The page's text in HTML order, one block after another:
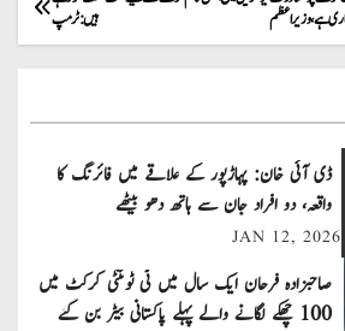
ہیں: ٹرمپ
ہے، وزیراعظم
ڈی آئی خان: پہاڑپور کے علاقے میں فائرنگ کا
واقعہ، دو افراد جان سے ہاتھ دھو بیٹھے
JAN 12, 2026
صاحبزادہ فرحان ایک سال میں ٹی ٹوئنٹی کرکٹ میں
100 چھکے لگانے والے پہلے پاکستانی بیٹر بن گئے